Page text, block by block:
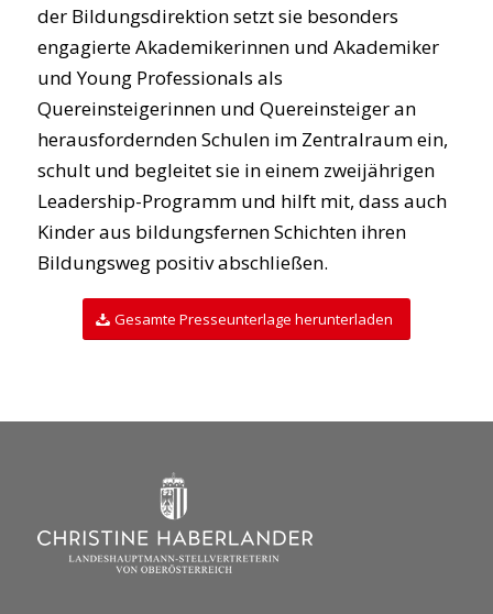
der Bildungsdirektion setzt sie besonders
engagierte Akademikerinnen und Akademiker
und Young Professionals als
Quereinsteigerinnen und Quereinsteiger an
herausfordernden Schulen im Zentralraum ein,
schult und begleitet sie in einem zweijährigen
Leadership-Programm und hilft mit, dass auch
Kinder aus bildungsfernen Schichten ihren
Bildungsweg positiv abschließen.
Gesamte Presseunterlage herunterladen